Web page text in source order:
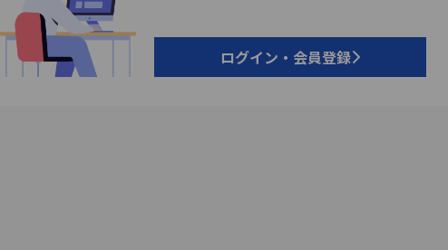
ログイン・会員登録